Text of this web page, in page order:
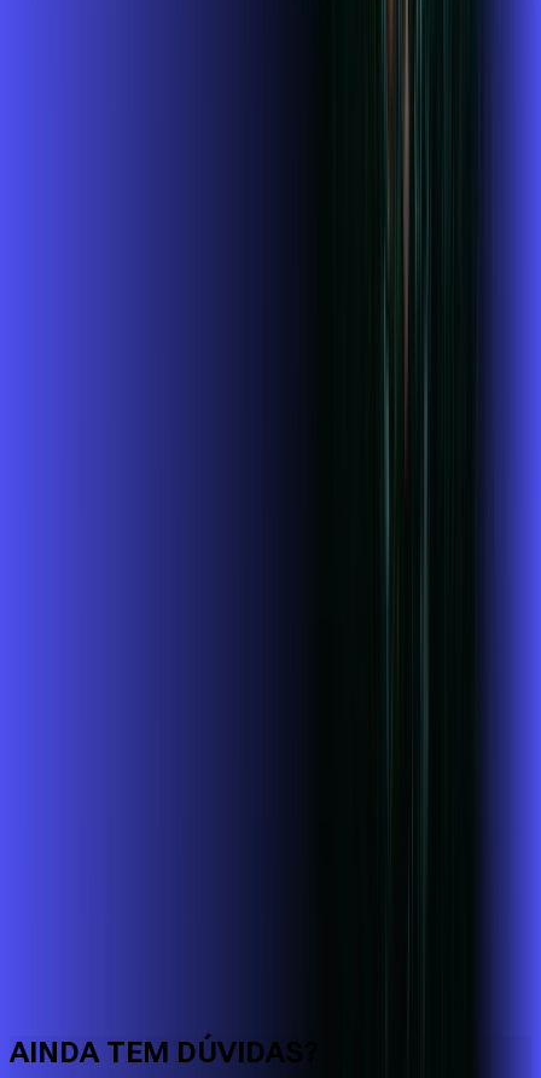
AINDA TEM DÚVIDAS?